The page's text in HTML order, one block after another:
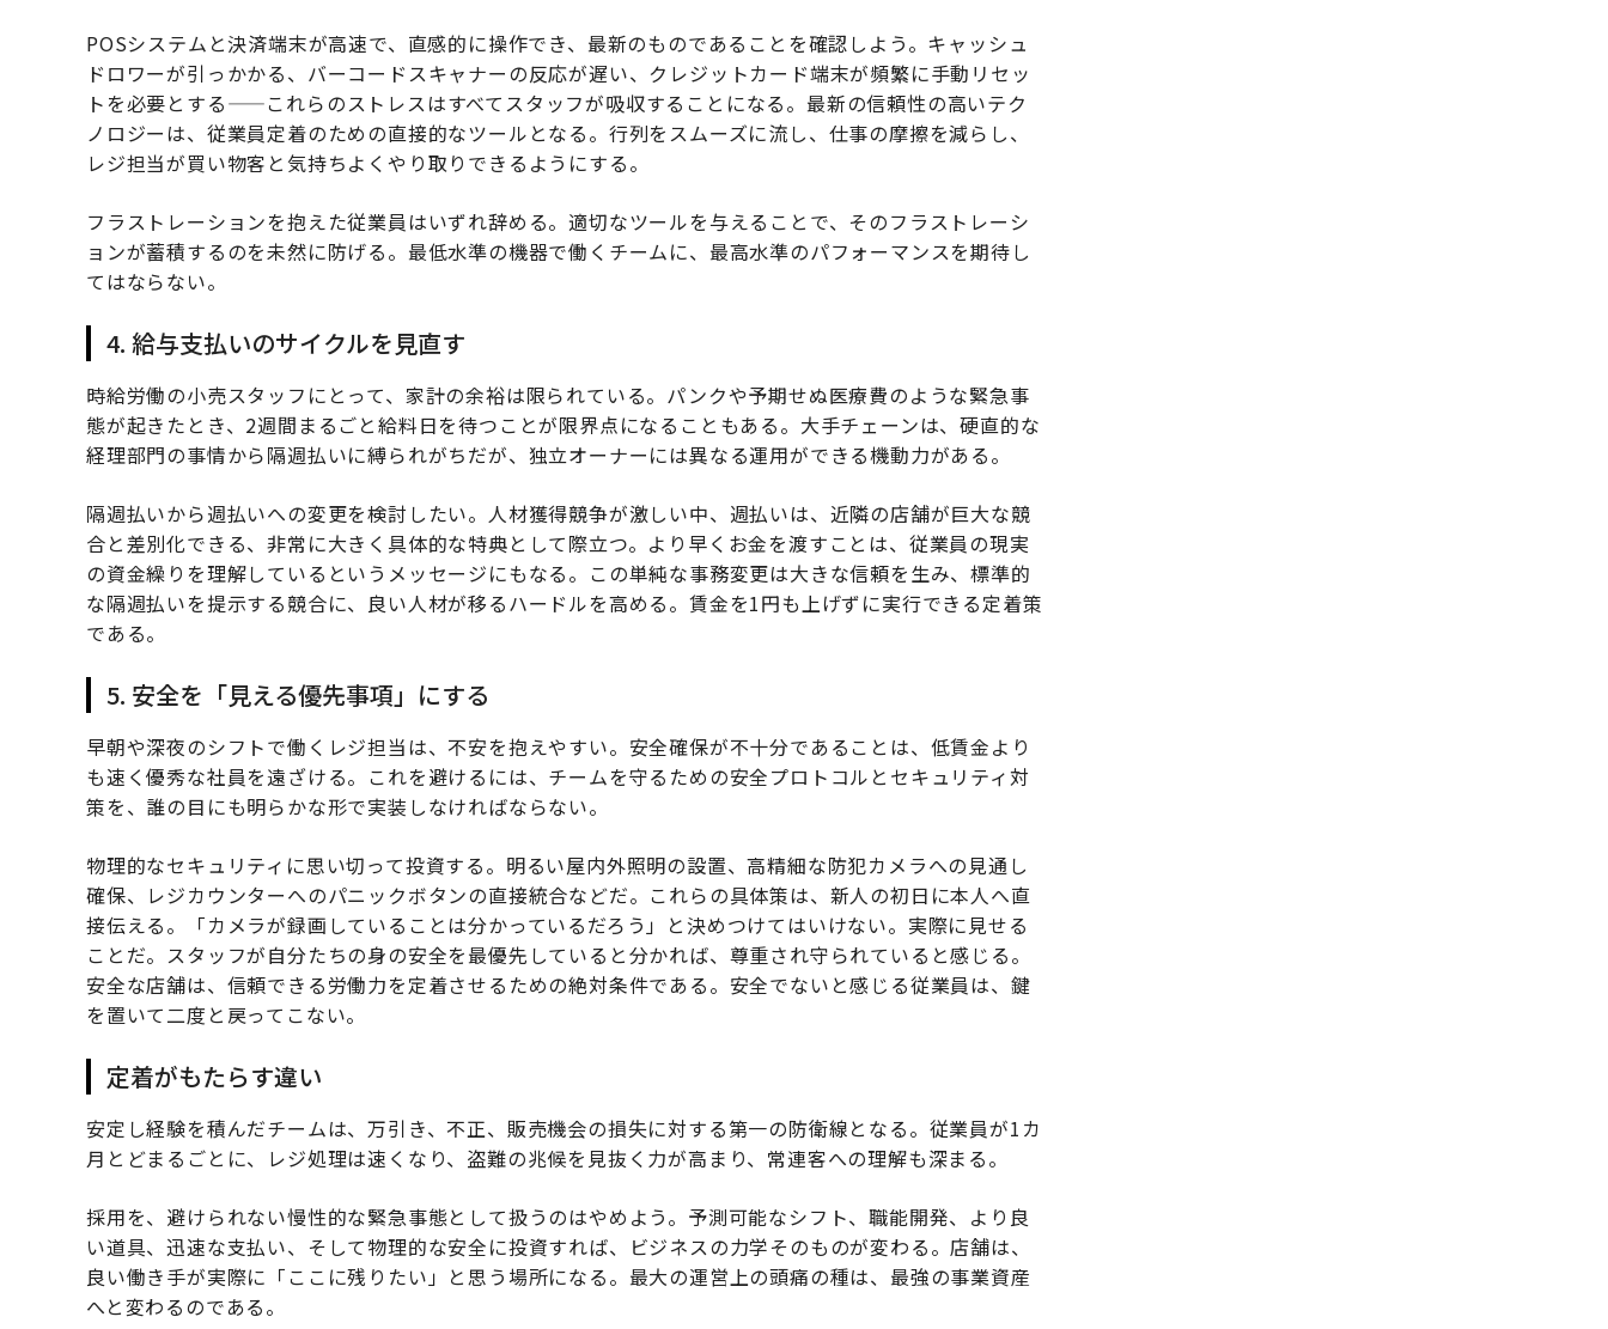
POSシステムと決済端末が高速で、直感的に操作でき、最新のものであることを確認しよう。キャッシュ
ドロワーが引っかかる、バーコードスキャナーの反応が遅い、クレジットカード端末が頻繁に手動リセッ
トを必要とする——これらのストレスはすべてスタッフが吸収することになる。最新の信頼性の高いテク
ノロジーは、従業員定着のための直接的なツールとなる。行列をスムーズに流し、仕事の摩擦を減らし、
レジ担当が買い物客と気持ちよくやり取りできるようにする。
フラストレーションを抱えた従業員はいずれ辞める。適切なツールを与えることで、そのフラストレーシ
ョンが蓄積するのを未然に防げる。最低水準の機器で働くチームに、最高水準のパフォーマンスを期待し
てはならない。
4. 給与支払いのサイクルを見直す
時給労働の小売スタッフにとって、家計の余裕は限られている。パンクや予期せぬ医療費のような緊急事
態が起きたとき、2週間まるごと給料日を待つことが限界点になることもある。大手チェーンは、硬直的な
経理部門の事情から隔週払いに縛られがちだが、独立オーナーには異なる運用ができる機動力がある。
隔週払いから週払いへの変更を検討したい。人材獲得競争が激しい中、週払いは、近隣の店舗が巨大な競
合と差別化できる、非常に大きく具体的な特典として際立つ。より早くお金を渡すことは、従業員の現実
の資金繰りを理解しているというメッセージにもなる。この単純な事務変更は大きな信頼を生み、標準的
な隔週払いを提示する競合に、良い人材が移るハードルを高める。賃金を1円も上げずに実行できる定着策
である。
5. 安全を「見える優先事項」にする
早朝や深夜のシフトで働くレジ担当は、不安を抱えやすい。安全確保が不十分であることは、低賃金より
も速く優秀な社員を遠ざける。これを避けるには、チームを守るための安全プロトコルとセキュリティ対
策を、誰の目にも明らかな形で実装しなければならない。
物理的なセキュリティに思い切って投資する。明るい屋内外照明の設置、高精細な防犯カメラへの見通し
確保、レジカウンターへのパニックボタンの直接統合などだ。これらの具体策は、新人の初日に本人へ直
接伝える。「カメラが録画していることは分かっているだろう」と決めつけてはいけない。実際に見せる
ことだ。スタッフが自分たちの身の安全を最優先していると分かれば、尊重され守られていると感じる。
安全な店舗は、信頼できる労働力を定着させるための絶対条件である。安全でないと感じる従業員は、鍵
を置いて二度と戻ってこない。
定着がもたらす違い
安定し経験を積んだチームは、万引き、不正、販売機会の損失に対する第一の防衛線となる。従業員が1カ
月とどまるごとに、レジ処理は速くなり、盗難の兆候を見抜く力が高まり、常連客への理解も深まる。
採用を、避けられない慢性的な緊急事態として扱うのはやめよう。予測可能なシフト、職能開発、より良
い道具、迅速な支払い、そして物理的な安全に投資すれば、ビジネスの力学そのものが変わる。店舗は、
良い働き手が実際に「ここに残りたい」と思う場所になる。最大の運営上の頭痛の種は、最強の事業資産
へと変わるのである。